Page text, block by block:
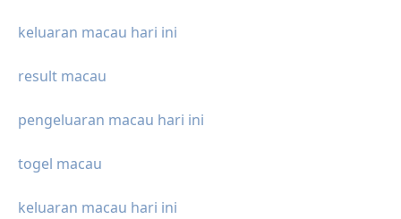
keluaran macau hari ini
result macau
pengeluaran macau hari ini
togel macau
keluaran macau hari ini